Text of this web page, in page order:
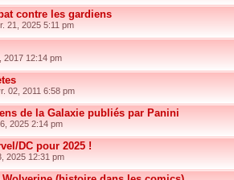
contre les gardiens
21, 2025 5:11 pm
2017 12:14 pm
02, 2011 6:58 pm
de la Galaxie publiés par Panini
2025 2:14 pm
DC pour 2025 !
2025 12:31 pm